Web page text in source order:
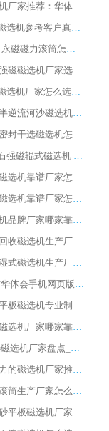
2026磁选机厂家推荐：华体会手机网页版-华体会(中国) 干式/湿式河沙磁选机产品精选指南
选购平板磁选机参考客户真实体验，华体会手机网页版-华体会(中国) 厂家依托行业口碑收获大量客户认可
选购 RCT 永磁磁力滚筒怎么选?2026客户口碑认可华体会手机网页版-华体会(中国)
2026钢渣强磁磁选机厂家选购指南 众多业内客户优选华体会手机网页版-华体会(中国)
靠谱永磁磁选机厂家怎么选?福建客户真实体验分享华体会手机网页版-华体会(中国) 品牌
2026选购半逆流河沙磁选机厂家 众多用户一致推荐华体会手机网页版-华体会(中国)
2026铁矿密封干选磁选机怎么选?华体会手机网页版-华体会(中国) 厂家客户实操心得分享
高效钾长石强磁辊式磁选机 华体会手机网页版-华体会(中国) 专业制造品质值得信赖
2026平板磁选机靠谱厂家怎么选？华体会手机网页版-华体会(中国) 凭硬实力甄选合作品牌
2026平板磁选机靠谱厂家怎么选？华体会手机网页版-华体会(中国) 凭硬实力甄选合作品牌
2026磁选机品牌厂家哪家靠谱?行业优选华体会手机网页版-华体会(中国) 实力出众
2026尾矿回收磁选机生产厂家哪家好_行业推荐华体会手机网页版-华体会(中国)
2026靠谱湿式磁选机生产厂家推荐 华体会手机网页版-华体会(中国) 技术与实力兼具
2026 潍坊华体会手机网页版-华体会(中国) _矿用 RCT永磁滚筒提纯设备 厂家实力与应用优势全解析
2026永磁平板磁选机专业制造 华体会手机网页版-华体会(中国) 靠谱生产厂家
2026河沙磁选机厂家哪家靠谱?华体会手机网页版-华体会(中国) 优质河沙磁选机厂家推荐
2026 干选磁选机厂家盘点_华体会手机网页版-华体会(中国) 靠谱品牌选型指南
2026有实力的磁选机厂家推荐_华体会手机网页版-华体会(中国) _行业标杆与优质厂商盘点
2026强磁滚筒生产厂家怎么选?行业口碑推荐华体会手机网页版-华体会(中国)
2026石英砂平板磁选机厂家推荐 华体会手机网页版-华体会(中国) 技术实力备受行业认可